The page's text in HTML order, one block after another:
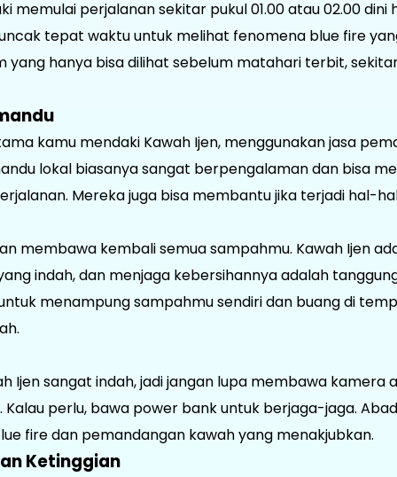
memulai perjalanan sekitar pukul 01.00 atau 02.00 dini
tepat waktu untuk melihat fenomena blue fire
yang hanya bisa dilihat sebelum matahari terbit,
kamu mendaki Kawah Ijen, menggunakan jasa
lokal biasanya sangat berpengalaman dan bisa
Mereka juga bisa membantu jika terjadi hal-
membawa kembali semua sampahmu. Kawah Ijen
indah, dan menjaga kebersihannya adalah
menampung sampahmu sendiri dan buang di
Ijen sangat indah, jadi jangan lupa membawa kamera
perlu, bawa power bank untuk berjaga-jaga.
fire dan pemandangan kawah yang menakjubkan.
Ketinggian